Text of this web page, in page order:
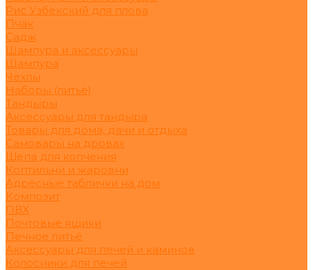
Рис Узбекский для плова
Пчак
Садж
Шампура и аксессуары
Шампура
Чехлы
Наборы (литьё)
Тандыры
Аксессуары для тандыра
Товары для дома, дачи и отдыха
Самовары на дровах
Щепа для копчения
Коптильни и жаровни
Адресные таблички на дом
Композит
ПВХ
Почтовые ящики
Печное литьё
Аксессуары для печей и каминов
Колосники для печей